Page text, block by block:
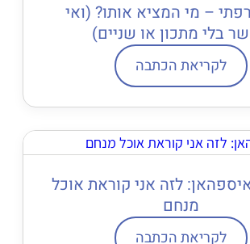
– מי המציא אותו? (ואי
בלי מתכון או שניים)
לקריאת הכתבה
לזה אני קוראת אוכל
מנחם
לקריאת הכתבה